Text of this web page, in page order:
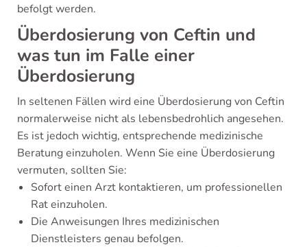
befolgt werden.
Überdosierung von Ceftin und
was tun im Falle einer
Überdosierung
In seltenen Fällen wird eine Überdosierung von Ceftin
normalerweise nicht als lebensbedrohlich angesehen.
Es ist jedoch wichtig, entsprechende medizinische
Beratung einzuholen. Wenn Sie eine Überdosierung
vermuten, sollten Sie:
Sofort einen Arzt kontaktieren, um professionellen
Rat einzuholen.
Die Anweisungen Ihres medizinischen
Dienstleisters genau befolgen.